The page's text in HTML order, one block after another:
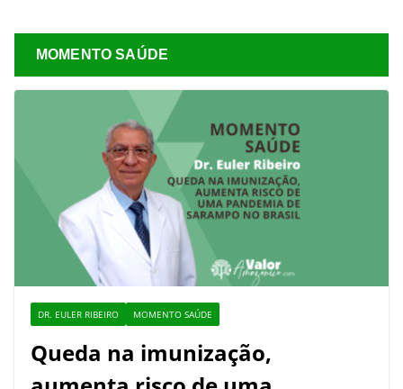
MOMENTO SAÚDE
DR. EULER RIBEIRO MOMENTO SAÚDE
Queda na imunização,